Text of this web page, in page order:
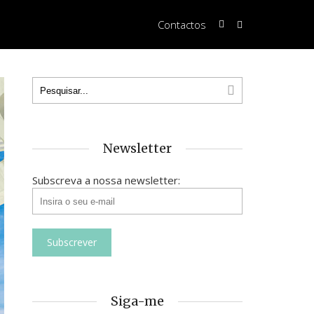
Contactos
Newsletter
Subscreva a nossa newsletter:
Siga-me